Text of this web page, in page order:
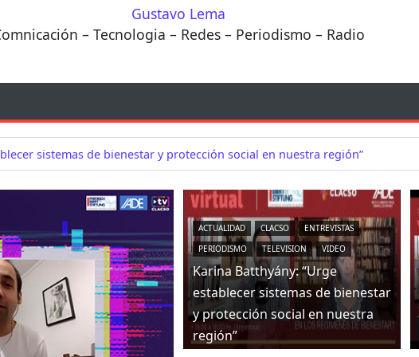
Gustavo Lema
– Tecnologia – Redes – Periodismo – Radio
sistemas de bienestar y protección social en nuestra región”
ACTUALIDAD CLACSO
ENTREVISTAS
PERIODISMO
TELEVISION VIDEO
Karina Batthyány: “Urge
establecer sistemas de bienestar
y protección social en nuestra
región”